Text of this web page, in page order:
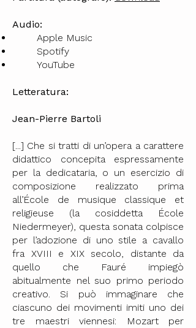
Audio:
Apple Music
Spotify
YouTube
Letteratura:
Jean-Pierre Bartoli
[...] Che si tratti di un’opera a carattere
didattico concepita espressamente
per la dedicataria, o un esercizio di
composizione realizzato prima
all’École de musique classique et
religieuse (la cosiddetta École
Niedermeyer), questa sonata colpisce
per l’adozione di uno stile a cavallo
fra XVIII e XIX secolo, distante da
quello che Fauré impiegò
abitualmente nel suo primo periodo
creativo. Si può immaginare che
ciascuno dei movimenti imiti uno dei
tre maestri viennesi: Mozart per